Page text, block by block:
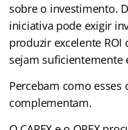
sobre o investimento.
iniciativa pode exigir
produzir excelente
sejam suficientemente
Percebam como esses
complementam.